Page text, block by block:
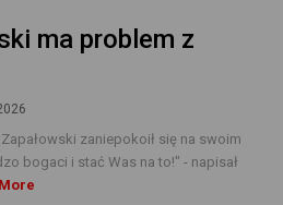
ma problem z
zaniepokoił się na swoim
bogaci i stać Was na to!" - napisał